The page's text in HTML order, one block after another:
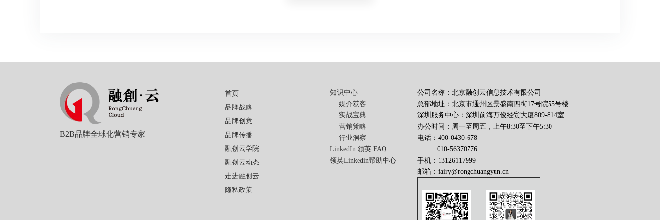
B2B品牌全球化营销专家
首页
品牌战略
品牌创意
品牌传播
融创云学院
融创云动态
走进融创云
隐私政策
知识中心
媒介获客
实战宝典
营销策略
行业洞察
LinkedIn 领英 FAQ
领英Linkedin帮助中心
公司名称：北京融创云信息技术有限公司
总部地址：北京市通州区景盛南四街17号院55号楼
深圳服务中心：深圳前海万俊经贸大厦809-814室
办公时间：周一至周五，上午8:30至下午5:30
电话：400-0430-678
010-56370776
手机：13126117999
邮箱： fairy@rongchuangyun.cn